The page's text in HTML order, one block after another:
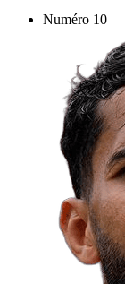
Numéro 10